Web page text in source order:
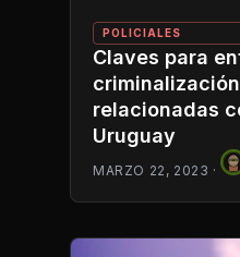
POLICIALES
Claves para
relacionadas
Uruguay
MARZO 22, 2023 ·